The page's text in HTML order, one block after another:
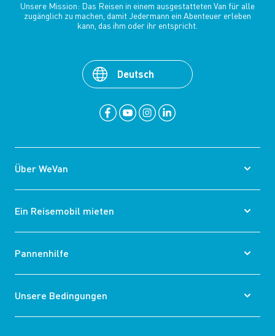
Unsere Mission: Das Reisen in einem ausgestatteten Van für alle
zugänglich zu machen, damit Jedermann ein Abenteuer erleben
kann, das ihm oder ihr entspricht.
Über WeVan
Ein Reisemobil mieten
Pannenhilfe
Unsere Bedingungen
Deutsch